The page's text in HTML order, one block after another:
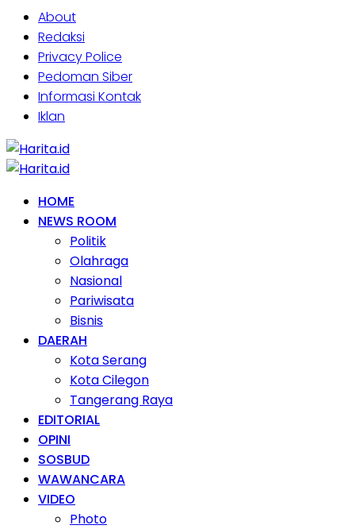
About
Redaksi
Privacy Police
Pedoman Siber
Informasi Kontak
Iklan
HOME
NEWS ROOM
Politik
Olahraga
Nasional
Pariwisata
Bisnis
DAERAH
Kota Serang
Kota Cilegon
Tangerang Raya
EDITORIAL
OPINI
SOSBUD
WAWANCARA
VIDEO
Photo